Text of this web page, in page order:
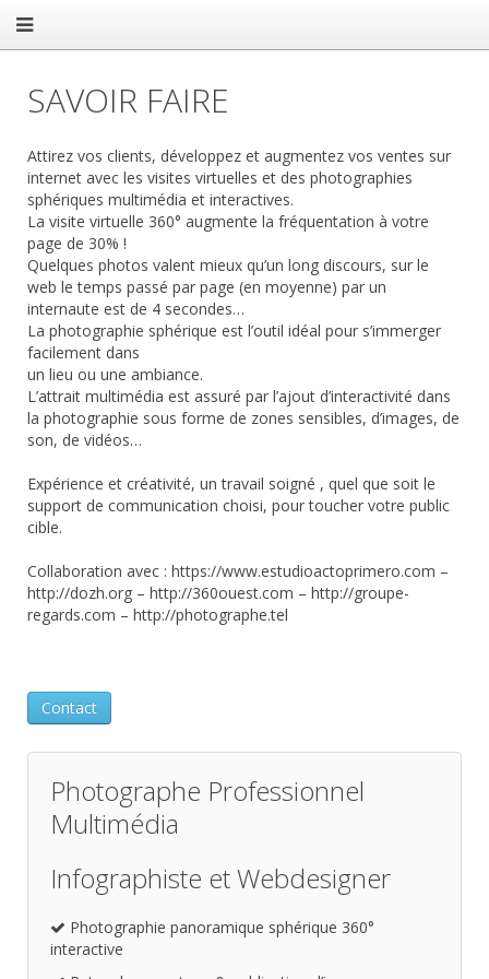
SAVOIR FAIRE
Attirez vos clients, développez et augmentez vos ventes sur
internet avec les visites virtuelles et des photographies
sphériques multimédia et interactives.
La visite virtuelle 360° augmente la fréquentation à votre
page de 30% !
Quelques photos valent mieux qu’un long discours, sur le
web le temps passé par page (en moyenne) par un
internaute est de 4 secondes…
La photographie sphérique est l’outil idéal pour s’immerger
facilement dans
un lieu ou une ambiance.
L’attrait multimédia est assuré par l’ajout d’interactivité dans
la photographie sous forme de zones sensibles, d’images, de
son, de vidéos…
Expérience et créativité, un travail soigné , quel que soit le
support de communication choisi, pour toucher votre public
cible.
Collaboration avec : https://www.estudioactoprimero.com –
http://dozh.org – http://360ouest.com – http://groupe-
regards.com – http://photographe.tel
Contact
Photographe Professionnel
Multimédia
Infographiste et Webdesigner
Photographie panoramique sphérique 360°
interactive